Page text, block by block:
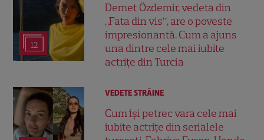
12
Demet Özdemir, vedeta din
„Fata din vis”, are o poveste
impresionantă. Cum a ajuns
una dintre cele mai iubite
actrițe din Turcia
VEDETE STRĂINE
Cum își petrec vara cele mai
iubite actrițe din serialele